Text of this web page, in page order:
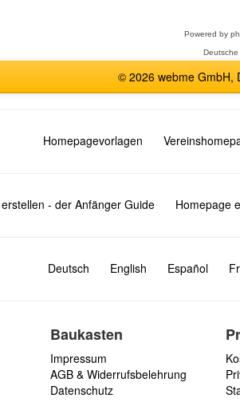
Powered by
© 2026 webme GmbH,
Homepagevorlagen
- der Anfänger Guide Homepage
Deutsch English Español
Baukasten
Impressum
AGB & Widerrufsbelehrung
Datenschutz